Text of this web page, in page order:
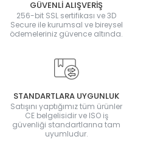
GÜVENLİ ALIŞVERİŞ
256-bit SSL sertifikası ve 3D
Secure ile kurumsal ve bireysel
ödemeleriniz güvence altında.
STANDARTLARA UYGUNLUK
Satışını yaptığımız tüm ürünler
CE belgelisidir ve ISO iş
güvenliği standartlarına tam
uyumludur.